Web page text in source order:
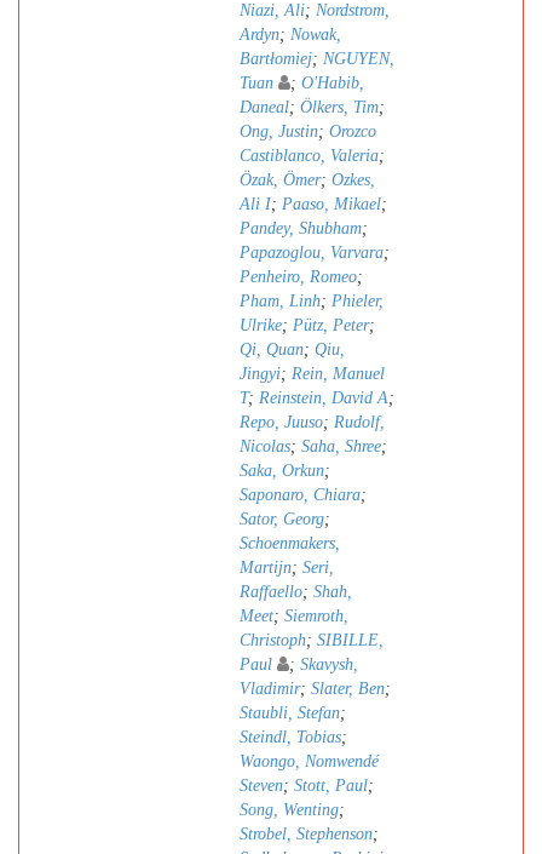
Niazi, Ali; Nordstrom,
Ardyn; Nowak,
Bartłomiej; NGUYEN,
Tuan
; O'Habib,
Daneal; Ölkers, Tim;
Ong, Justin; Orozco
Castiblanco, Valeria;
Özak, Ömer; Ozkes,
Ali I; Paaso, Mikael;
Pandey, Shubham;
Papazoglou, Varvara;
Penheiro, Romeo;
Pham, Linh; Phieler,
Ulrike; Pütz, Peter;
Qi, Quan; Qiu,
Jingyi; Rein, Manuel
T; Reinstein, David A;
Repo, Juuso; Rudolf,
Nicolas; Saha, Shree;
Saka, Orkun;
Saponaro, Chiara;
Sator, Georg;
Schoenmakers,
Martijn; Seri,
Raffaello; Shah,
Meet; Siemroth,
Christoph; SIBILLE,
Paul
; Skavysh,
Vladimir; Slater, Ben;
Staubli, Stefan;
Steindl, Tobias;
Waongo, Nomwendé
Steven; Stott, Paul;
Song, Wenting;
Strobel, Stephenson;